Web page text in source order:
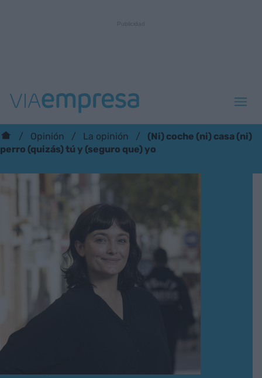
Opinión La opinión
(Ni) coche (ni) casa (ni)
perro (quizás) tú y (seguro que) yo